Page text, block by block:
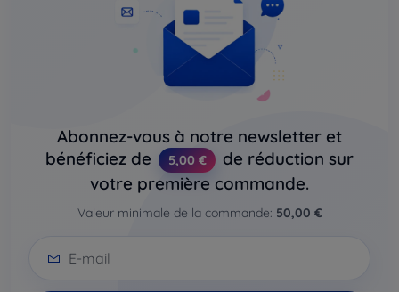
Abonnez-vous à notre newsletter et
bénéficiez de
5,00 €
de réduction sur
votre première commande.
Valeur minimale de la commande: 50,00 €